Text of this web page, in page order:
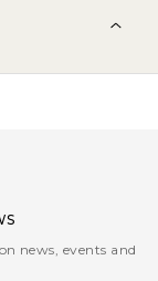
news, events and